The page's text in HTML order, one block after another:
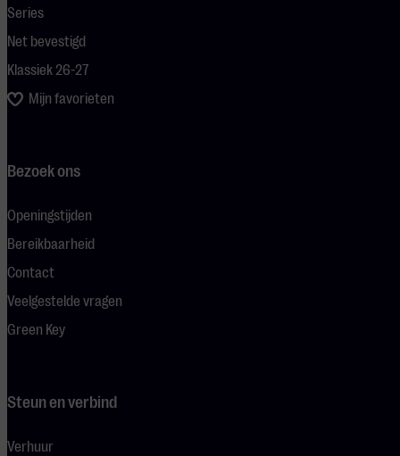
Series
Net bevestigd
Klassiek 26-27
Mijn favorieten
Bezoek ons
Openingstijden
Bereikbaarheid
Contact
Veelgestelde vragen
Green Key
Steun en verbind
Verhuur